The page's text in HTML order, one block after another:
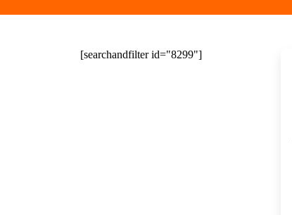
[searchandfilter id="8299"]